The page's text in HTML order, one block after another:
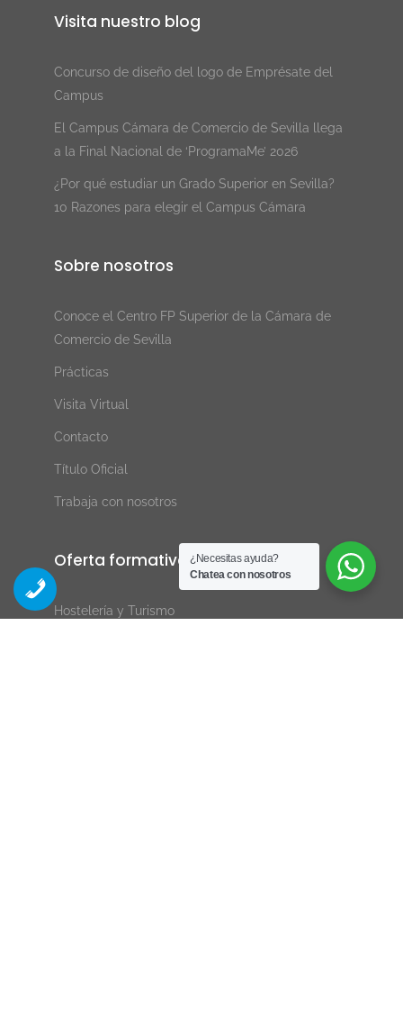
Visita nuestro blog
Concurso de diseño del logo de Emprésate del
Campus
El Campus Cámara de Comercio de Sevilla llega
a la Final Nacional de ‘ProgramaMe’ 2026
¿Por qué estudiar un Grado Superior en Sevilla?
10 Razones para elegir el Campus Cámara
Sobre nosotros
Conoce el Centro FP Superior de la Cámara de
Comercio de Sevilla
Prácticas
Visita Virtual
Contacto
Título Oficial
Trabaja con nosotros
Oferta formativa
Hostelería y Turismo
¿Necesitas ayuda?
Chatea con nosotros